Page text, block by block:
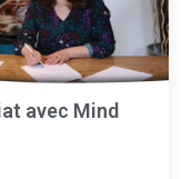
avec Mind